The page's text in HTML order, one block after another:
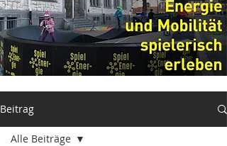
Beitrag
Alle Beiträge